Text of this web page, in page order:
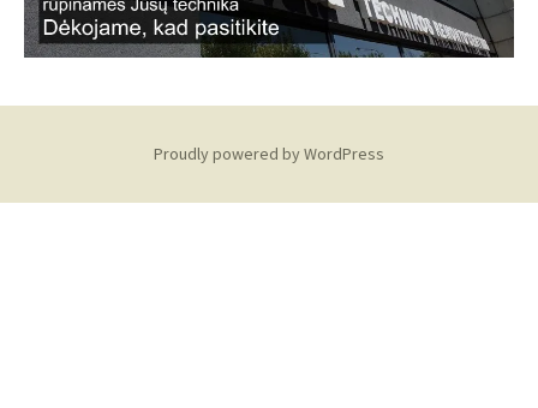
Proudly powered by WordPress